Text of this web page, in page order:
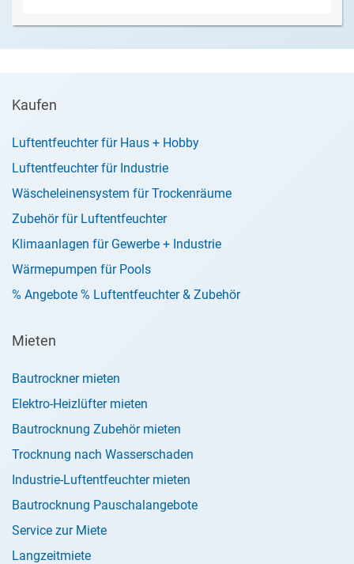
Kaufen
Luftentfeuchter für Haus + Hobby
Luftentfeuchter für Industrie
Wäscheleinensystem für Trockenräume
Zubehör für Luftentfeuchter
Klimaanlagen für Gewerbe + Industrie
Wärmepumpen für Pools
% Angebote % Luftentfeuchter & Zubehör
Mieten
Bautrockner mieten
Elektro-Heizlüfter mieten
Bautrocknung Zubehör mieten
Trocknung nach Wasserschaden
Industrie-Luftentfeuchter mieten
Bautrocknung Pauschalangebote
Service zur Miete
Langzeitmiete